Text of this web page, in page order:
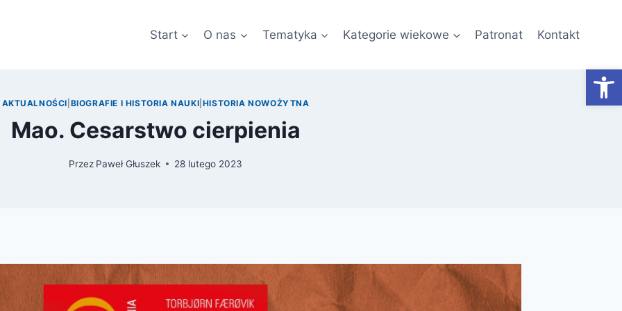
Start O nas Tematyka Kategorie wiekowe Patronat Kontakt
AKTUALNOŚCI BIOGRAFIE I HISTORIA NAUKI HISTORIA NOWOŻYTNA
Mao. Cesarstwo cierpienia
Przez Paweł Głuszek 28 lutego 2023